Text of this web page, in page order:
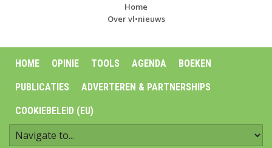
Home
Over vl•nieuws
HOME OPINIE TOOLS AGENDA BOEKEN
PUBLICATIES ADVERTEREN & PARTNERSHIPS
COOKIEBELEID (EU)